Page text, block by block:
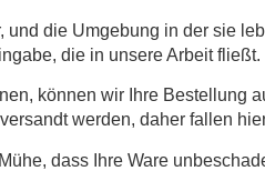
und die Umgebung in der sie
die in unsere Arbeit fließt.
können wir Ihre Bestellung
werden, daher fallen
dass Ihre Ware